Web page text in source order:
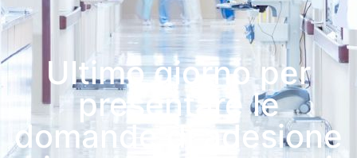
Ultimo giorno per
presentare le
domande di adesione